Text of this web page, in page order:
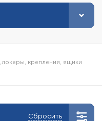
крепления, ящики
Сбросить